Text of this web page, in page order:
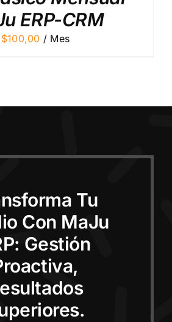
ERP-CRM
$100,00 / Mes
Tu
Con MaJu
Gestión